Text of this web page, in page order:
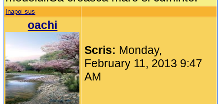
Inapoi sus
oachi
Scris: Monday,
February 11, 2013 9:47
AM